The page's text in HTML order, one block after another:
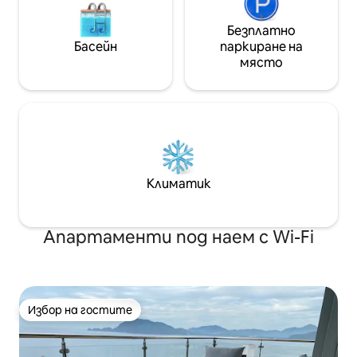
Басейн
Безплатно
паркиране на
място
Климатик
Апартаменти под наем с Wi-Fi
Избор на гостите
Избор на гостите